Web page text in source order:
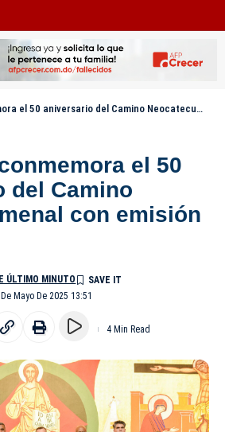
aniversario del Camino Neocatecumenal con emisión postal
el 50
del Camino
con emisión
Mayo De 2025 13:51
ÚLTIMO MINUTO
4 Min Read